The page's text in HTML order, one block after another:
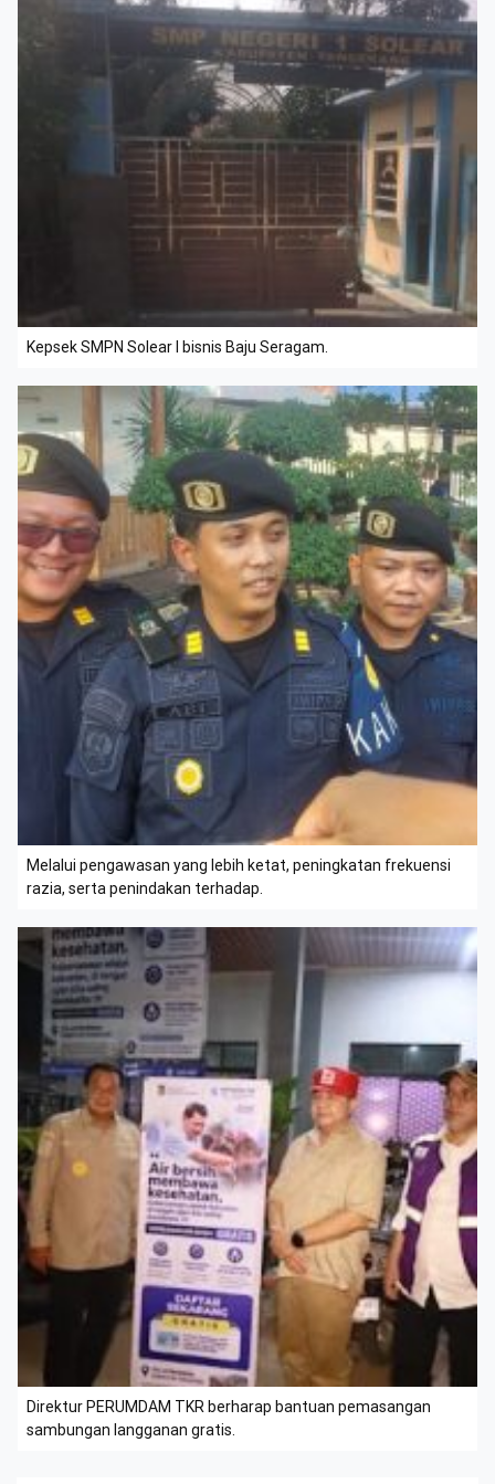
Kepsek SMPN Solear I bisnis Baju Seragam.
Melalui pengawasan yang lebih ketat, peningkatan frekuensi
razia, serta penindakan terhadap.
Direktur PERUMDAM TKR berharap bantuan pemasangan
sambungan langganan gratis.